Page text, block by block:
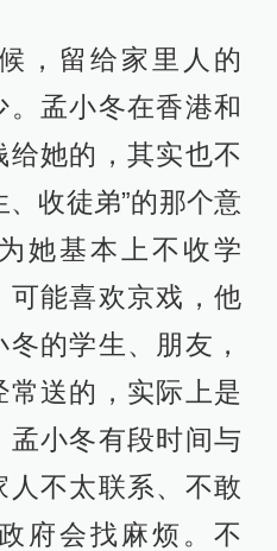
，留给家里人的
孟小冬在香港和
给她的，其实也不
收徒弟”的那个意
她基本上不收学
能喜欢京戏，他
的学生、朋友，
送的，实际上是
小冬有段时间与
人不太联系、不敢
府会找麻烦。不